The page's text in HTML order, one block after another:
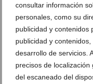
consultar información
personales, como su
publicidad y contenidos
publicidad y
desarrollo de servicios.
precisos de
del escaneado del